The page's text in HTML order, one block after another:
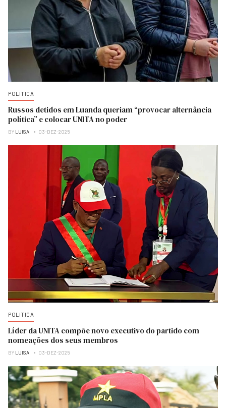
POLITICA
Russos detidos em Luanda queriam “provocar alternância
política” e colocar UNITA no poder
BY LUISA 03-DEZ-2025
POLITICA
Líder da UNITA compõe novo executivo do partido com
nomeações dos seus membros
BY LUISA 03-DEZ-2025